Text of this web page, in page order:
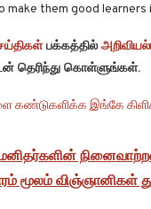
them good learners
பக்கத்தில்
தெரிந்து கொள்ளுங்கள்.
கண்டுகளிக்க இங்கே
மூலம் விஞ்ஞானிகள்